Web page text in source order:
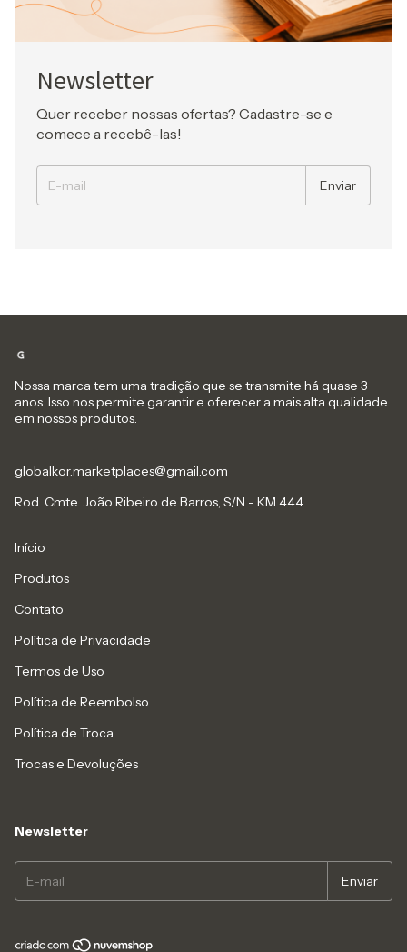
Newsletter
Quer receber nossas ofertas? Cadastre-se e
comece a recebê-las!
Nossa marca tem uma tradição que se transmite há quase 3
anos. Isso nos permite garantir e oferecer a mais alta qualidade
em nossos produtos.
globalkor.marketplaces@gmail.com
Rod. Cmte. João Ribeiro de Barros, S/N - KM 444
Início
Produtos
Contato
Política de Privacidade
Termos de Uso
Política de Reembolso
Política de Troca
Trocas e Devoluções
Newsletter